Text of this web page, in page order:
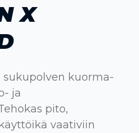
X
kuorma-
ja
pito,
vaativiin